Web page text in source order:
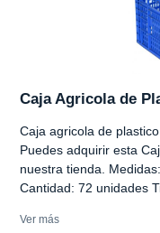
Caja Agricola de
Caja agricola de
Puedes adquirir esta
nuestra tienda.
Cantidad: 72 unidades
Ver más